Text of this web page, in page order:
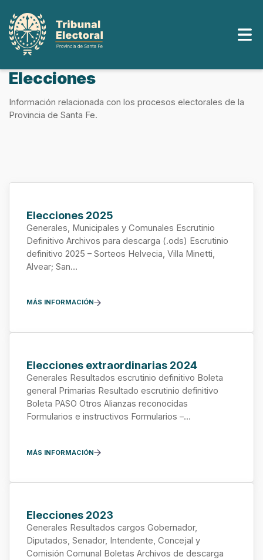
contenido
Elecciones
Información relacionada con los procesos electorales de la
Provincia de Santa Fe.
Elecciones 2025
Generales, Municipales y Comunales Escrutinio
Definitivo Archivos para descarga (.ods) Escrutinio
definitivo 2025 – Sorteos Helvecia, Villa Minetti,
Alvear; San…
MÁS INFORMACIÓN
Elecciones extraordinarias 2024
Generales Resultados escrutinio definitivo Boleta
general Primarias Resultado escrutinio definitivo
Boleta PASO Otros Alianzas reconocidas
Formularios e instructivos Formularios –…
MÁS INFORMACIÓN
Elecciones 2023
Generales Resultados cargos Gobernador,
Diputados, Senador, Intendente, Concejal y
Comisión Comunal Boletas Archivos de descarga